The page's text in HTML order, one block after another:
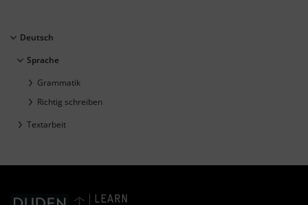
Deutsch
Sprache
Grammatik
Richtig schreiben
Textarbeit